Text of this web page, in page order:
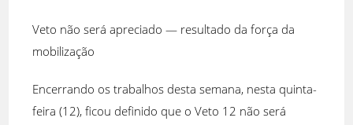
Veto não será apreciado — resultado da força da
mobilização
Encerrando os trabalhos desta semana, nesta quinta-
feira (12), ficou definido que o Veto 12 não será